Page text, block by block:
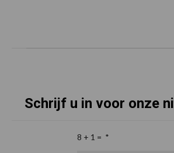
Schrijf u in voor onze
8 + 1 = *